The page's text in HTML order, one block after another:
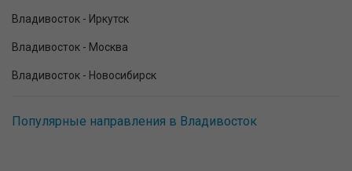
Владивосток - Иркутск
Владивосток - Москва
Владивосток - Новосибирск
Популярные направления в Владивосток